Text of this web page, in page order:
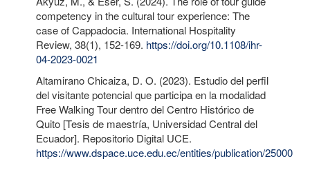
competency in the cultural tour experience: The
case of Cappadocia. International Hospitality
Review, 38(1), 152-169. https://doi.org/10.1108/ihr-
04-2023-0021
Altamirano Chicaiza, D. O. (2023). Estudio del perfil
del visitante potencial que participa en la modalidad
Free Walking Tour dentro del Centro Histórico de
Quito [Tesis de maestría, Universidad Central del
Ecuador]. Repositorio Digital UCE.
https://www.dspace.uce.edu.ec/entities/publication/25000